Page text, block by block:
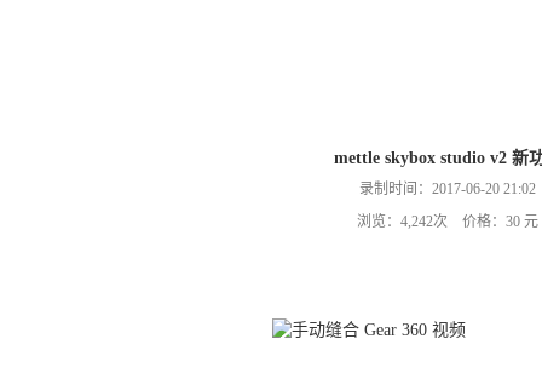
mettle skybox studio v2 新
录制时间：2017-06-20 21:02
浏览：4,242次 价格：30 元